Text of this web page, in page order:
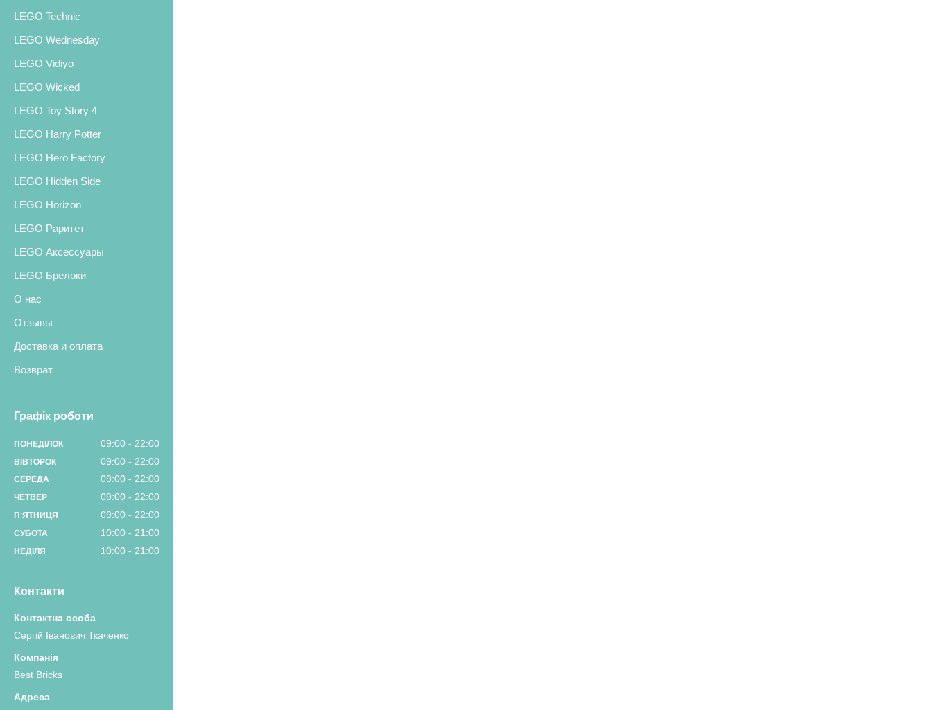
LEGO Technic
LEGO Wednesday
LEGO Vidiyo
LEGO Wicked
LEGO Toy Story 4
LEGO Harry Potter
LEGO Hero Factory
LEGO Hidden Side
LEGO Horizon
LEGO Раритет
LEGO Аксессуары
LEGO Брелоки
О нас
Отзывы
Доставка и оплата
Возврат
Графік роботи
ПОНЕДІЛОК 09:00 22:00
ВІВТОРОК 09:00 22:00
СЕРЕДА 09:00 22:00
ЧЕТВЕР 09:00 22:00
ПʼЯТНИЦЯ 09:00 22:00
СУБОТА 10:00 21:00
НЕДІЛЯ 10:00 21:00
Контакти
Сергій Іванович Ткаченко
Best Bricks